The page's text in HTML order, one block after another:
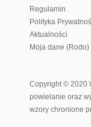
Regulamin
Polityka
Aktualności
Moja dane (Rodo)
Copyright © 2020
powielanie oraz
wzory chronione